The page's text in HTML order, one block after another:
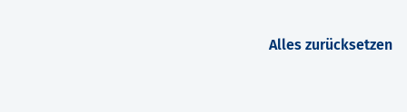
Alles zurücksetzen